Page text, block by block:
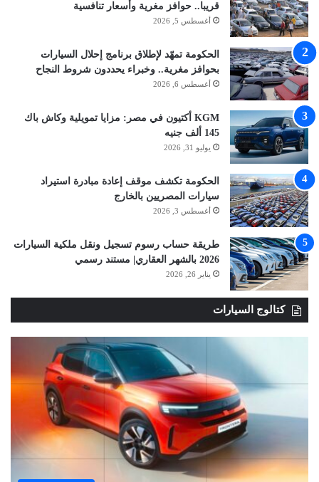
قريبا.. حوافز مغرية وأسعار تنافسية
أغسطس 5, 2026
الحكومة تمهّد لإطلاق برنامج إحلال السيارات
بحوافز مغرية.. وخبراء يحددون شروط النجاح
أغسطس 6, 2026
KGM أكتيون في مصر: مزايا تمويلية وكاش باك
145 ألف جنيه
يوليو 31, 2026
الحكومة تكشف موقف إعادة مبادرة استيراد
سيارات المصريين بالخارج
أغسطس 3, 2026
طريقة حساب رسوم تسجيل ونقل ملكية السيارات
2026 بالشهر العقاري| مستند رسمي
يناير 26, 2026
كتالوج السيارات